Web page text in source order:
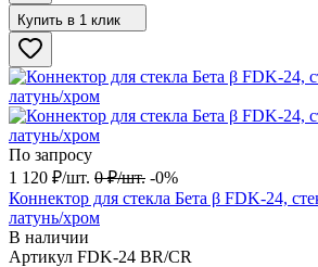
Купить в 1 клик
По запросу
1 120 ₽/шт. 0 ₽/шт. -0%
Коннектор для стекла Бета β FDK-24,
латунь/хром
В наличии
Артикул FDK-24 BR/CR